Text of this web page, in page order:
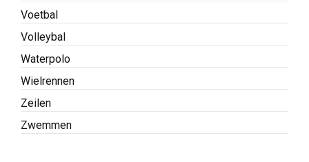
Voetbal
Volleybal
Waterpolo
Wielrennen
Zeilen
Zwemmen